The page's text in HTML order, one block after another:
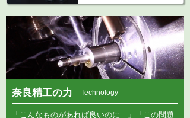
奈良精工の力 Technology
「こんなものがあれば良いのに…」「この問題